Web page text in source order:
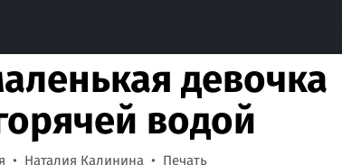
девочка
водой
Наталия Калинина Печать